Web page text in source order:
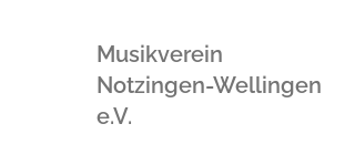
Musikverein
Notzingen-Wellingen
e.V.